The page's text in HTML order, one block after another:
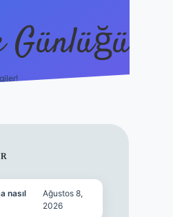
Günlüğü
nasıl
Ağustos 8,
2026
betbox giriş